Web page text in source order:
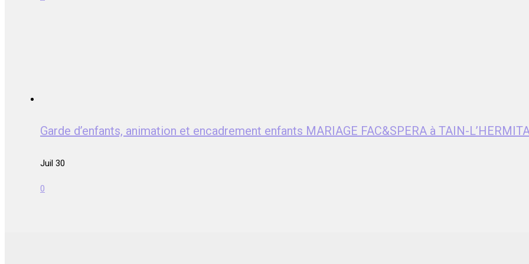
Garde d’enfants, animation et encadrement enfants MARIAGE FAC&SPERA à TAIN-
Juil 30
0